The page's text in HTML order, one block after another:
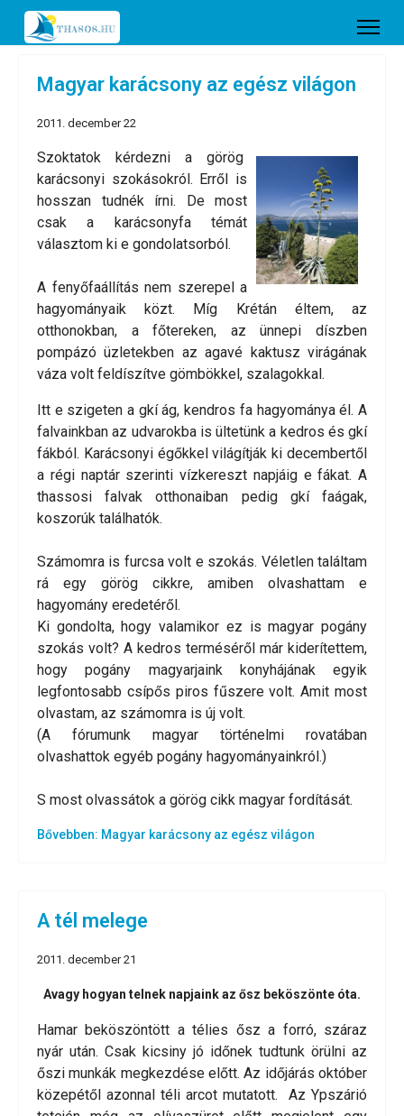
Magyar karácsony az egész világon
2011. december 22
Szoktatok kérdezni a görög
karácsonyi szokásokról. Erről is
hosszan tudnék írni. De most
csak a karácsonyfa témát
választom ki e gondolatsorból.
A fenyőfaállítás nem szerepel a
hagyományaik közt. Míg Krétán éltem, az
otthonokban, a főtereken, az ünnepi díszben
pompázó üzletekben az agavé kaktusz virágának
váza volt feldíszítve gömbökkel, szalagokkal.
Itt e szigeten a gkí ág, kendros fa hagyománya él. A
falvainkban az udvarokba is ültetünk a kedros és gkí
fákból. Karácsonyi égőkkel világítják ki decembertől
a régi naptár szerinti vízkereszt napjáig e fákat. A
thassosi falvak otthonaiban pedig gkí faágak,
koszorúk találhatók.
Számomra is furcsa volt e szokás. Véletlen találtam
rá egy görög cikkre, amiben olvashattam e
hagyomány eredetéről.
Ki gondolta, hogy valamikor ez is magyar pogány
szokás volt? A kedros terméséről már kiderítettem,
hogy pogány magyarjaink konyhájának egyik
legfontosabb csípős piros fűszere volt. Amit most
olvastam, az számomra is új volt.
(A fórumunk magyar történelmi rovatában
olvashattok egyéb pogány hagyományainkról.)
S most olvassátok a görög cikk magyar fordítását.
Bővebben: Magyar karácsony az egész világon
A tél melege
2011. december 21
Avagy hogyan telnek napjaink az ősz beköszönte óta.
Hamar beköszöntött a télies ősz a forró, száraz
nyár után. Csak kicsiny jó időnek tudtunk örülni az
őszi munkák megkezdése előtt. Az időjárás október
közepétől azonnal téli arcot mutatott. Az Ypszárió